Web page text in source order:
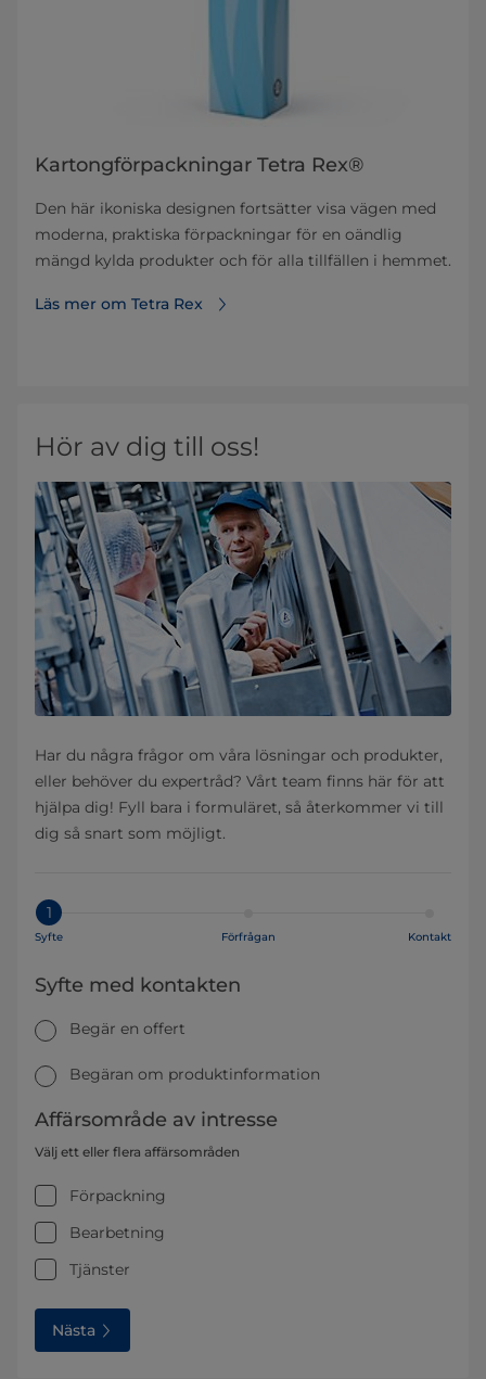
Kartongförpackningar Tetra Rex®
Den här ikoniska designen fortsätter visa vägen med
moderna, praktiska förpackningar för en oändlig
mängd kylda produkter och för alla tillfällen i hemmet.
Läs mer om Tetra Rex
Hör av dig till oss!
Har du några frågor om våra lösningar och produkter,
eller behöver du expertråd? Vårt team finns här för att
hjälpa dig! Fyll bara i formuläret, så återkommer vi till
dig så snart som möjligt.
1
Syfte Förfrågan Kontakt
Syfte med kontakten
Begär en offert
Begäran om produktinformation
Affärsområde av intresse
Välj ett eller flera affärsområden
Förpackning
Bearbetning
Tjänster
Nästa